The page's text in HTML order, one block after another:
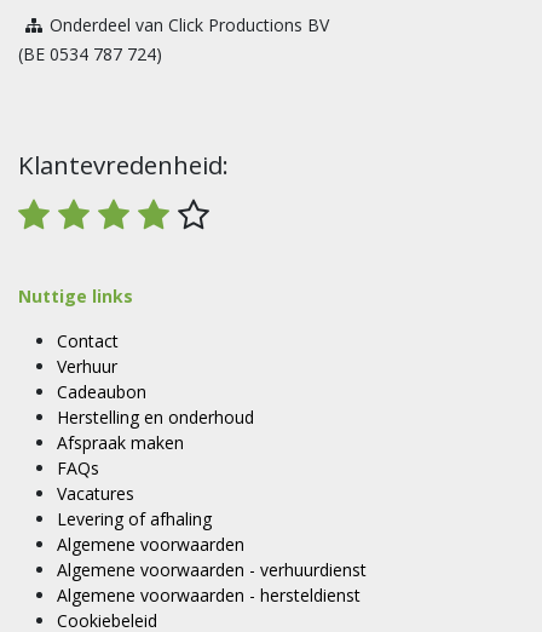
Onderdeel van Click Productions BV
(BE 0534 787 724)
Klantevredenheid:
Nuttige links
Contact
Verhuur
Cadeaubon
Herstelling en onderhoud
Afspraak maken
FAQs
Vacatures
Levering of afhaling
Algemene voorwaarden
Algemene voorwaarden - verhuurdienst
Algemene voorwaarden - hersteldienst
Cookiebeleid